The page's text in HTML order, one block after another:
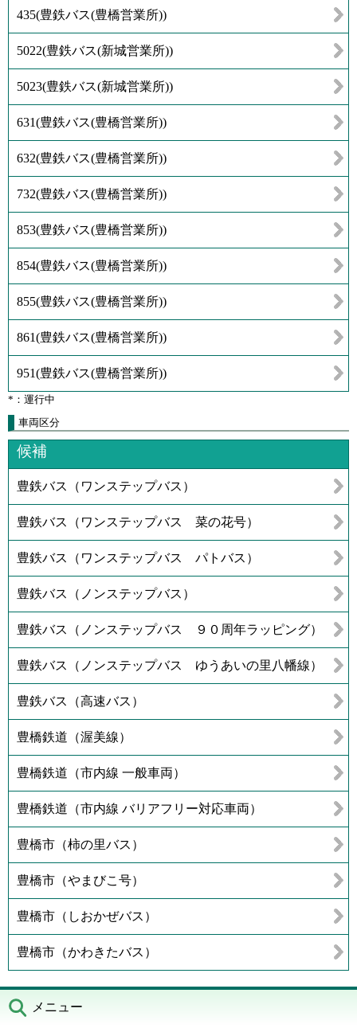
435(豊鉄バス(豊橋営業所))
5022(豊鉄バス(新城営業所))
5023(豊鉄バス(新城営業所))
631(豊鉄バス(豊橋営業所))
632(豊鉄バス(豊橋営業所))
732(豊鉄バス(豊橋営業所))
853(豊鉄バス(豊橋営業所))
854(豊鉄バス(豊橋営業所))
855(豊鉄バス(豊橋営業所))
861(豊鉄バス(豊橋営業所))
951(豊鉄バス(豊橋営業所))
*：運行中
車両区分
候補
豊鉄バス（ワンステップバス）
豊鉄バス（ワンステップバス 菜の花号）
豊鉄バス（ワンステップバス パトバス）
豊鉄バス（ノンステップバス）
豊鉄バス（ノンステップバス ９０周年ラッピング）
豊鉄バス（ノンステップバス ゆうあいの里八幡線）
豊鉄バス（高速バス）
豊橋鉄道（渥美線）
豊橋鉄道（市内線 一般車両）
豊橋鉄道（市内線 バリアフリー対応車両）
豊橋市（柿の里バス）
豊橋市（やまびこ号）
豊橋市（しおかぜバス）
豊橋市（かわきたバス）
メニュー